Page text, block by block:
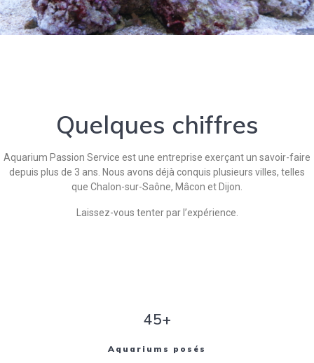
Quelques chiffres
Aquarium Passion Service est une entreprise exerçant un savoir-faire
depuis plus de 3 ans. Nous avons déjà conquis plusieurs villes, telles
que Chalon-sur-Saône, Mâcon et Dijon.
Laissez-vous tenter par l’expérience.
45+
Aquariums posés